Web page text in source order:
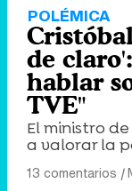
POLÉMICA
de
hablar
TVE"
El ministro
a valorar la
13 comentarios |